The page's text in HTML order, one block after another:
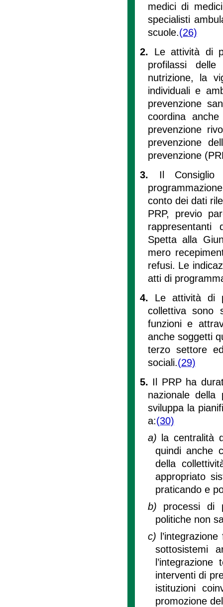
medici di
specialisti
scuole.(26)
2. Le attività di
profilassi
nutrizione, la
individuali e
prevenzione
coordina
prevenzione
prevenzione
prevenzione
3. Il
conto dei dati
PRP, previo
rappresentanti
Spetta alla
mero
refusi. Le
atti di
4. Le attività di
collettiva sono
funzioni e
anche soggetti
terzo settore
sociali.(29)
5. Il PRP ha
nazionale
sviluppa la
a:(30)
a)
la centralità
quindi anche
della
appropriato
praticando e
b) processi di
politiche non
c)
sottosistemi
interventi di
istituzioni
promozione